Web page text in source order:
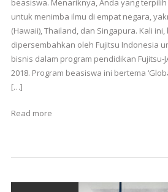
untuk menimba ilmu di empat negara,
(Hawaii), Thailand, dan Singapura. Kali
dipersembahkan oleh Fujitsu Indonesia
bisnis dalam program pendidikan Fujitsu-
2018. Program beasiswa ini bertema
[…]
Read more